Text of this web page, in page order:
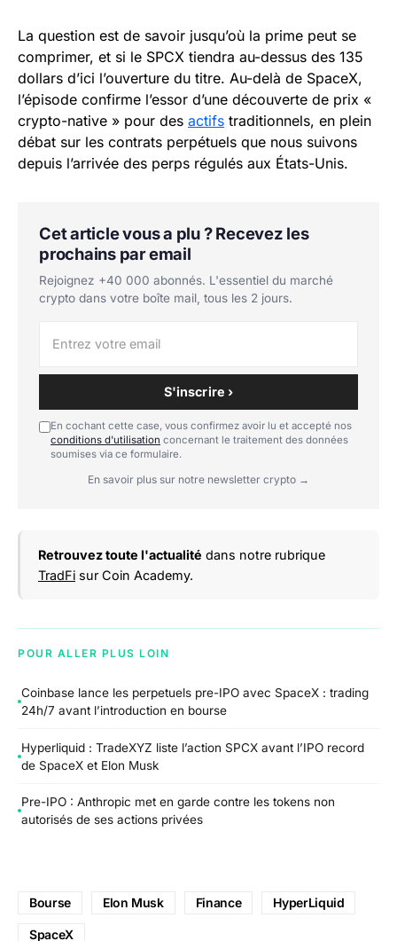
La question est de savoir jusqu’où la prime peut se
comprimer, et si le SPCX tiendra au-dessus des 135
dollars d’ici l’ouverture du titre. Au-delà de SpaceX,
l’épisode confirme l’essor d’une découverte de prix «
crypto-native » pour des actifs traditionnels, en plein
débat sur les contrats perpétuels que nous suivons
depuis l’arrivée des perps régulés aux États-Unis.
Cet article vous a plu ? Recevez les
prochains par email
Rejoignez +40 000 abonnés. L'essentiel du marché
crypto dans votre boîte mail, tous les 2 jours.
S'inscrire ›
En cochant cette case, vous confirmez avoir lu et accepté nos
conditions d'utilisation concernant le traitement des données
soumises via ce formulaire.
En savoir plus sur notre newsletter crypto →
Retrouvez toute l'actualité dans notre rubrique
TradFi sur Coin Academy.
POUR ALLER PLUS LOIN
Coinbase lance les perpetuels pre-IPO avec SpaceX : trading
24h/7 avant l’introduction en bourse
Hyperliquid : TradeXYZ liste l’action SPCX avant l’IPO record
de SpaceX et Elon Musk
Pre-IPO : Anthropic met en garde contre les tokens non
autorisés de ses actions privées
Bourse Elon Musk Finance HyperLiquid
SpaceX